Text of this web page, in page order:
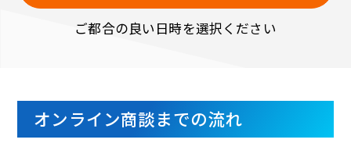
ご都合の良い日時を選択ください
オンライン商談までの流れ